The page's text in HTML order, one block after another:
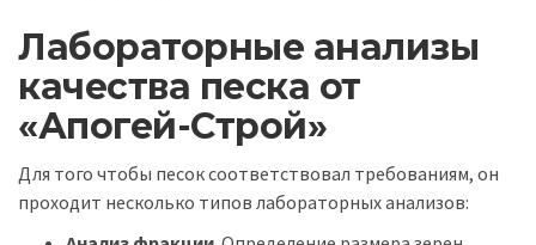
Лабораторные анализы
качества песка от
«Апогей-Строй»
Для того чтобы песок соответствовал требованиям, он
проходит несколько типов лабораторных анализов: